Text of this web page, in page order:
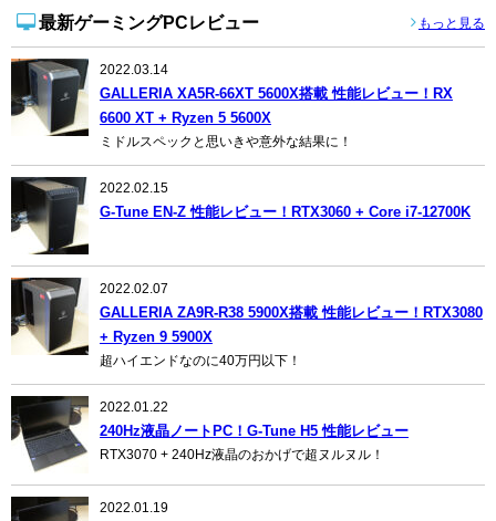
最新ゲーミングPCレビュー もっと見る
2022.03.14
GALLERIA XA5R-66XT 5600X搭載 性能レビュー！RX
6600 XT + Ryzen 5 5600X
ミドルスペックと思いきや意外な結果に！
2022.02.15
G-Tune EN-Z 性能レビュー！RTX3060 + Core i7-12700K
2022.02.07
GALLERIA ZA9R-R38 5900X搭載 性能レビュー！RTX3080
+ Ryzen 9 5900X
超ハイエンドなのに40万円以下！
2022.01.22
240Hz液晶ノートPC！G-Tune H5 性能レビュー
RTX3070 + 240Hz液晶のおかげで超ヌルヌル！
2022.01.19